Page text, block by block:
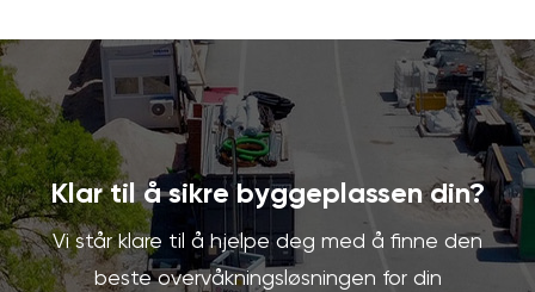
Klar til å sikre byggeplassen din?
Vi står klare til å hjelpe deg med å finne den
beste overvåkningsløsningen for din